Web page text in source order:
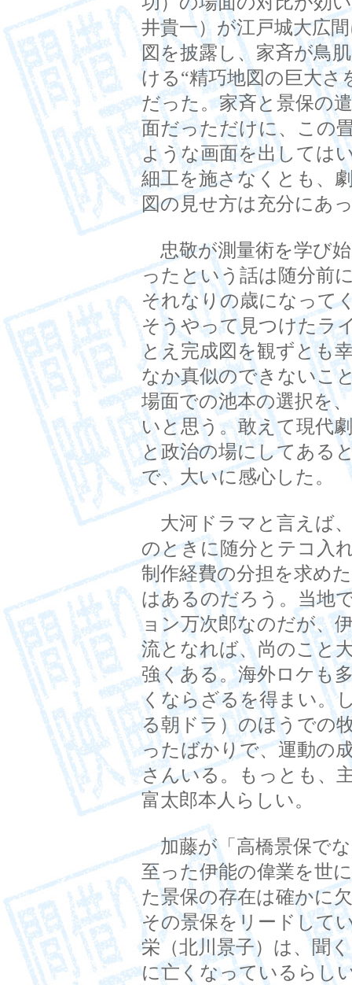
井貴一）が江戸城大広
図を披露し、家斉が鳥
ける“精巧地図の巨大さ
だった。家斉と景保の
面だっただけに、この
ような画面を出しては
細工を施さなくとも、
図の見せ方は充分にあ
忠敬が測量術を学び
ったという話は随分前
それなりの歳になって
そうやって見つけたラ
とえ完成図を観ずとも
なか真似のできないこ
場面での池本の選択を
いと思う。敢えて現代
と政治の場にしてある
で、大いに感心した。
大河ドラマと言えば
のときに随分とテコ入
制作経費の分担を求め
はあるのだろう。当地
ョン万次郎なのだが、
流となれば、尚のこと
強くある。海外ロケも
くならざるを得まい。
る朝ドラ）のほうでの
ったばかりで、運動の
さんいる。もっとも、
富太郎本人らしい。
加藤が「高橋景保でな
至った伊能の偉業を世
た景保の存在は確かに
その景保をリードして
栄（北川景子）は、聞
に亡くなっているらし